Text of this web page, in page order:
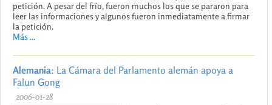
petición. A pesar del frío, fueron muchos los que se pararon para
leer las informaciones y algunos fueron inmediatamente a firmar
la petición.
Más ...
Alemania: La Cámara del Parlamento alemán apoya a
Falun Gong
2006-01-28